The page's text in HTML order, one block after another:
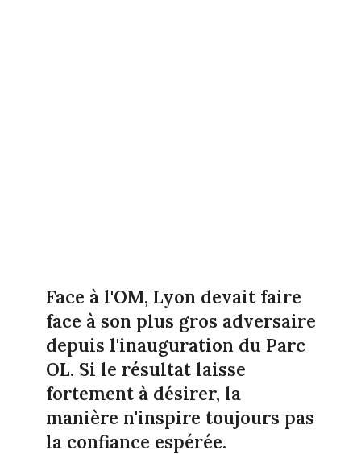
Face à l'OM, Lyon devait faire
face à son plus gros adversaire
depuis l'inauguration du Parc
OL. Si le résultat laisse
fortement à désirer, la
manière n'inspire toujours pas
la confiance espérée.